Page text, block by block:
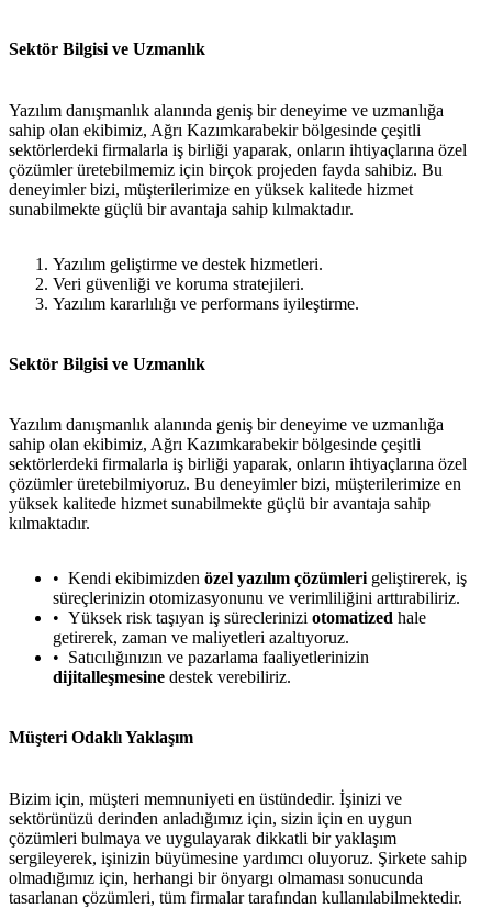
Sektör Bilgisi ve Uzmanlık
Yazılım danışmanlık alanında geniş bir deneyime ve uzmanlığa
sahip olan ekibimiz, Ağrı Kazımkarabekir bölgesinde çeşitli
sektörlerdeki firmalarla iş birliği yaparak, onların ihtiyaçlarına özel
çözümler üretebilmemiz için birçok projeden fayda sahibiz. Bu
deneyimler bizi, müşterilerimize en yüksek kalitede hizmet
sunabilmekte güçlü bir avantaja sahip kılmaktadır.
Yazılım geliştirme ve destek hizmetleri.
Veri güvenliği ve koruma stratejileri.
Yazılım kararlılığı ve performans iyileştirme.
Sektör Bilgisi ve Uzmanlık
Yazılım danışmanlık alanında geniş bir deneyime ve uzmanlığa
sahip olan ekibimiz, Ağrı Kazımkarabekir bölgesinde çeşitli
sektörlerdeki firmalarla iş birliği yaparak, onların ihtiyaçlarına özel
çözümler üretebilmiyoruz. Bu deneyimler bizi, müşterilerimize en
yüksek kalitede hizmet sunabilmekte güçlü bir avantaja sahip
kılmaktadır.
Kendi ekibimizden özel yazılım çözümleri geliştirerek, iş
süreçlerinizin otomizasyonunu ve verimliliğini arttırabiliriz.
Yüksek risk taşıyan iş süreclerinizi otomatized hale
getirerek, zaman ve maliyetleri azaltıyoruz.
Satıcılığınızın ve pazarlama faaliyetlerinizin
dijitalleşmesine destek verebiliriz.
Müşteri Odaklı Yaklaşım
Bizim için, müşteri memnuniyeti en üstündedir. İşinizi ve
sektörünüzü derinden anladığımız için, sizin için en uygun
çözümleri bulmaya ve uygulayarak dikkatli bir yaklaşım
sergileyerek, işinizin büyümesine yardımcı oluyoruz. Şirkete sahip
olmadığımız için, herhangi bir önyargı olmaması sonucunda
tasarlanan çözümleri, tüm firmalar tarafından kullanılabilmektedir.